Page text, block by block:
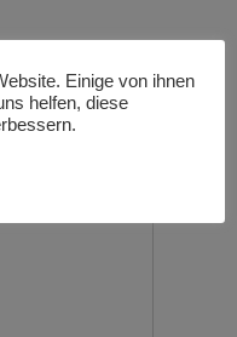
Einige von ihnen
helfen, diese